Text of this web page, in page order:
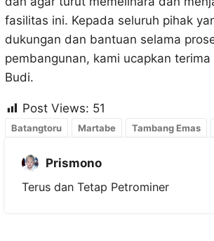
fasilitas ini. Kepada seluruh pihak
dukungan dan bantuan selama
pembangunan, kami ucapkan terima
Budi.
Post Views: 51
Batangtoru Martabe Tambang Emas
Prismono
Terus dan Tetap Petrominer